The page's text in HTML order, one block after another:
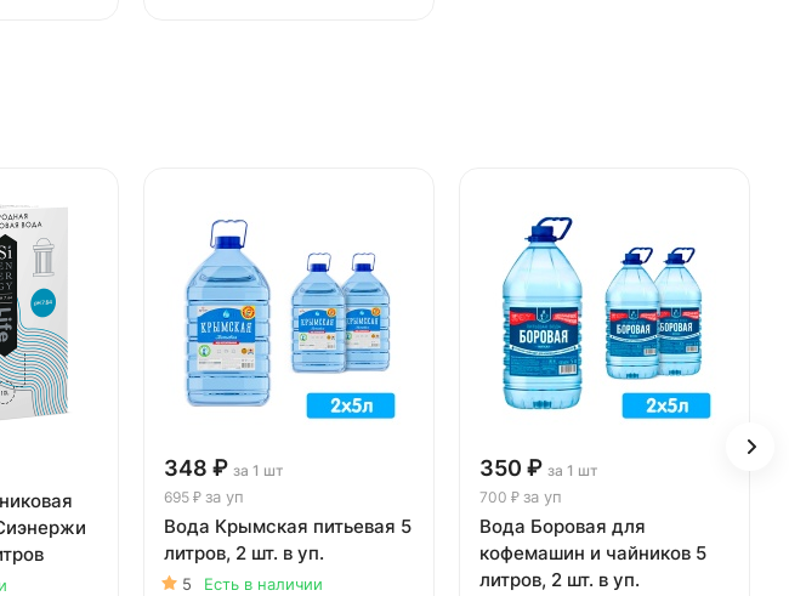
348 ₽ за 1 шт
695 ₽ за уп
Вода Крымская питьевая 5
литров, 2 шт. в уп.
5
Есть в наличии
350 ₽ за 1 шт
700 ₽ за уп
Вода Боровая для
кофемашин и чайников 5
литров, 2 шт. в уп.